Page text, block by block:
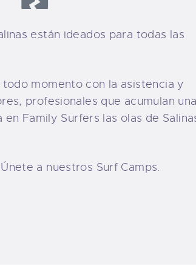
están ideados para todas las
momento con la asistencia y
profesionales que acumulan una
Family Surfers las olas de
a nuestros Surf Camps.